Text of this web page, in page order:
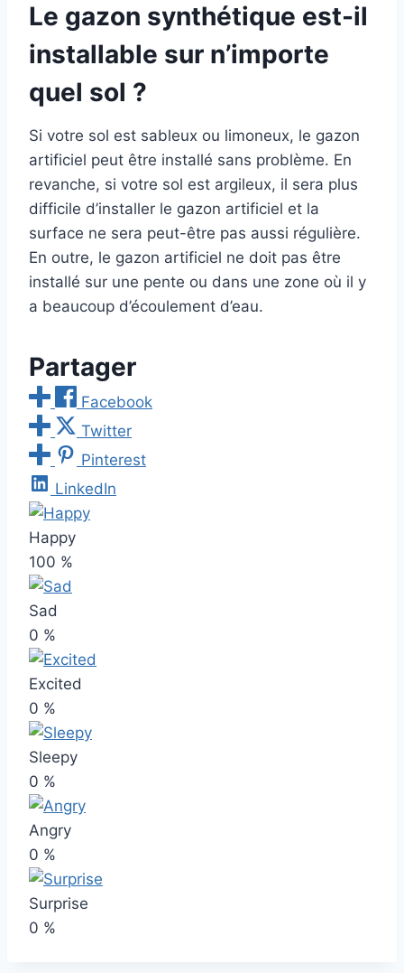
Le gazon synthétique est-il
installable sur n’importe
quel sol ?
Si votre sol est sableux ou limoneux, le gazon
artificiel peut être installé sans problème. En
revanche, si votre sol est argileux, il sera plus
difficile d’installer le gazon artificiel et la
surface ne sera peut-être pas aussi régulière.
En outre, le gazon artificiel ne doit pas être
installé sur une pente ou dans une zone où il y
a beaucoup d’écoulement d’eau.
Partager
Facebook
Twitter
Pinterest
LinkedIn
Happy
100 %
Sad
0 %
Excited
0 %
Sleepy
0 %
Angry
0 %
Surprise
0 %